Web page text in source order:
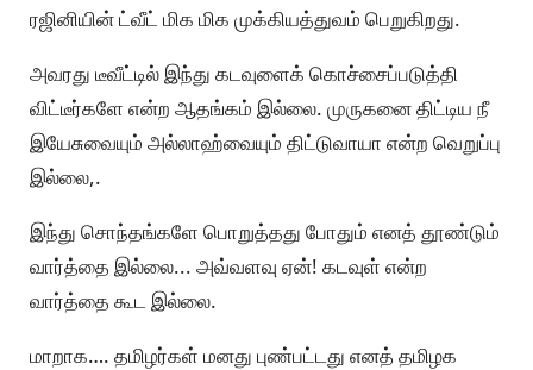
ரஜினியின் ட்வீட் மிக மிக முக்கியத்துவம் பெறுகிறது.
அவரது டீவீட்டில் இந்து கடவுளைக் கொச்சைப்படுத்தி
விட்டீர்களே என்ற ஆதங்கம் இல்லை. முருகனை திட்டிய நீ
இயேசுவையும் அல்லாஹ்வையும் திட்டுவாயா என்ற வெறுப்பு
இல்லை,.
இந்து சொந்தங்களே பொறுத்தது போதும் எனத் தூண்டும்
வார்த்தை இல்லை... அவ்வளவு ஏன்! கடவுள் என்ற
வார்த்தை கூட இல்லை.
மாறாக…. தமிழர்கள் மனது புண்பட்டது எனத் தமிழக